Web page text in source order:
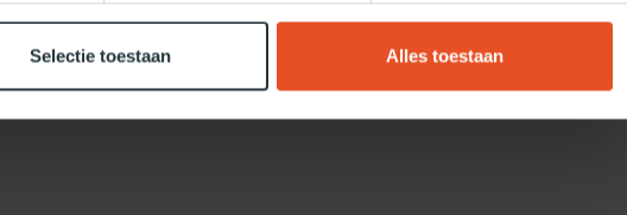
Selectie toestaan Alles toestaan